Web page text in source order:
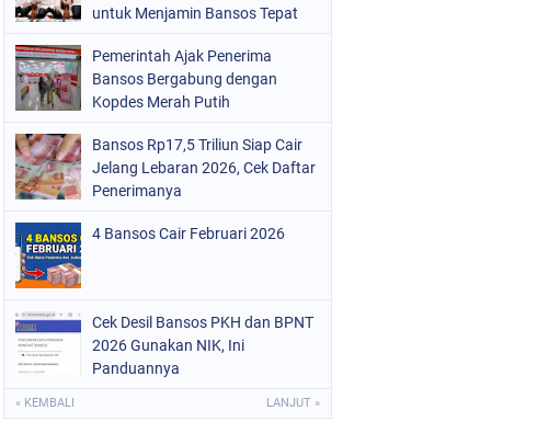
untuk Menjamin Bansos Tepat
Pemerintah Ajak Penerima
Bansos Bergabung dengan
Kopdes Merah Putih
Bansos Rp17,5 Triliun Siap Cair
Jelang Lebaran 2026, Cek Daftar
Penerimanya
4 Bansos Cair Februari 2026
Cek Desil Bansos PKH dan BPNT
2026 Gunakan NIK, Ini
Panduannya
« KEMBALI LANJUT »